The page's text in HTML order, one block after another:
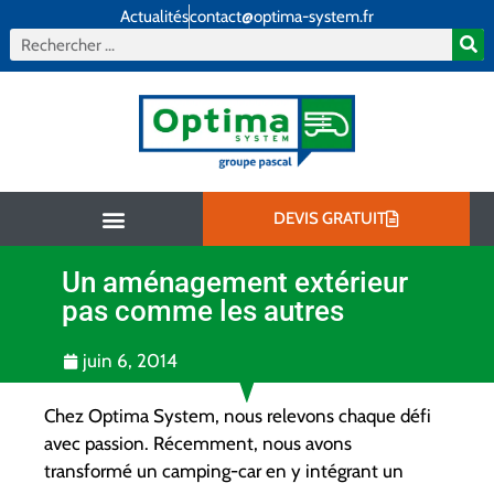
Actualitéscontact@optima-system.fr
DEVIS GRATUIT
Un aménagement extérieur
pas comme les autres
juin 6, 2014
Chez Optima System, nous relevons chaque défi
avec passion. Récemment, nous avons
transformé un camping-car en y intégrant un